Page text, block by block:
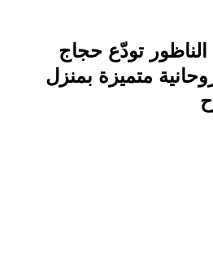
الـ38.. الناظور تودّع حجاج
متميزة بمنزل